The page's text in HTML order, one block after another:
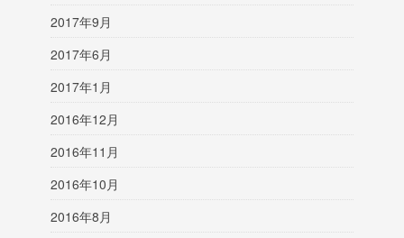
2017年9月
2017年6月
2017年1月
2016年12月
2016年11月
2016年10月
2016年8月